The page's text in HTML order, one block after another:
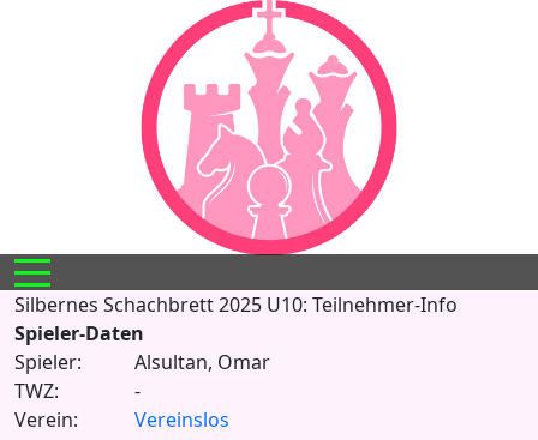
Mobile Menu Toggle
Silbernes Schachbrett 2025 U10: Teilnehmer-Info
Spieler-Daten
Spieler:
Alsultan, Omar
TWZ:
-
Verein:
Vereinslos